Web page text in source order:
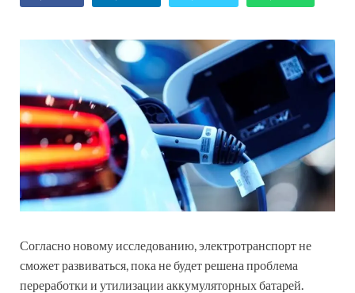
Согласно новому исследованию, электротранспорт не
сможет развиваться, пока не будет решена проблема
переработки и утилизации аккумуляторных батарей.